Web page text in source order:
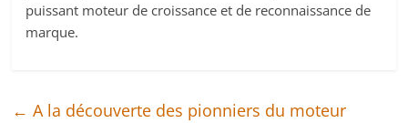
puissant moteur de croissance et de reconnaissance de
marque.
← A la découverte des pionniers du moteur